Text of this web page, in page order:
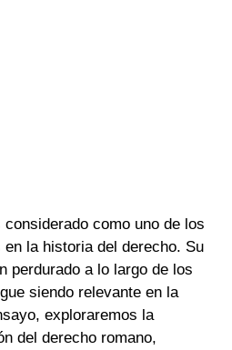
como uno de los
la historia del derecho. Su
perdurado a lo largo de los
siendo relevante en la
exploraremos la
del derecho romano,